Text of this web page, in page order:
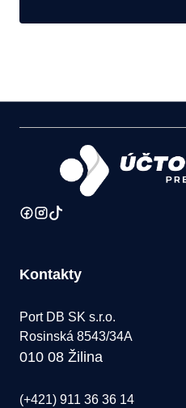
Kontakty
Port DB SK s.r.o.
Rosinská 8543/34A
010 08 Žilina
(+421) 911 36 36 14